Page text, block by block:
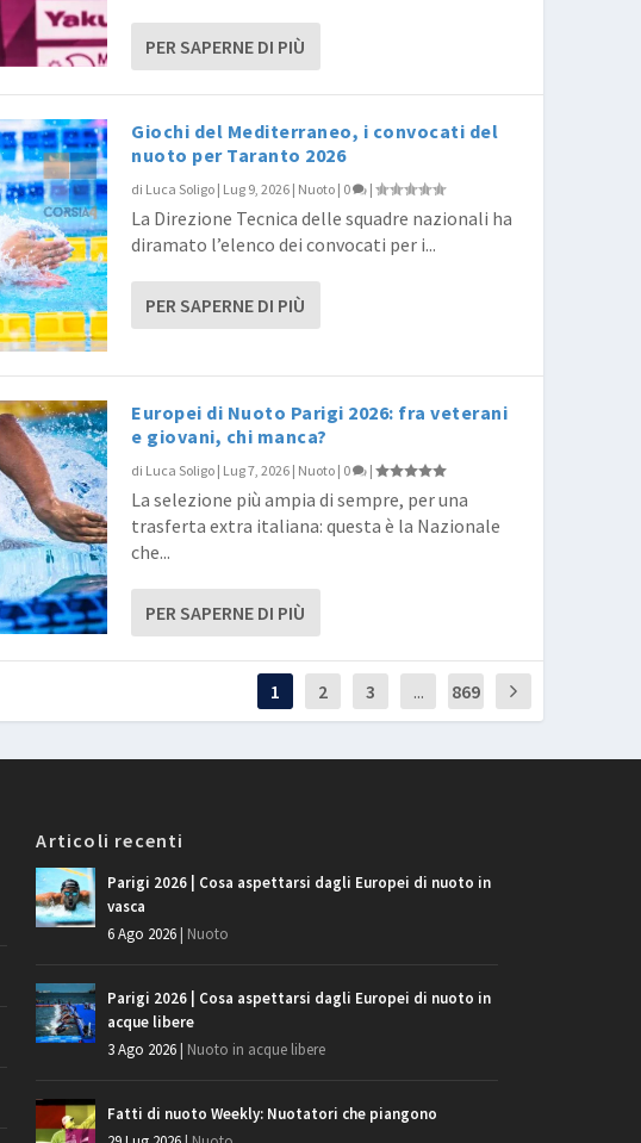
PER SAPERNE DI PIÙ
Giochi del Mediterraneo, i convocati del
nuoto per Taranto 2026
di Luca Soligo | Lug 9, 2026 | Nuoto | 0 |
La Direzione Tecnica delle squadre nazionali ha
diramato l’elenco dei convocati per i...
PER SAPERNE DI PIÙ
Europei di Nuoto Parigi 2026: fra veterani
e giovani, chi manca?
di Luca Soligo | Lug 7, 2026 | Nuoto | 0 |
La selezione più ampia di sempre, per una
trasferta extra italiana: questa è la Nazionale
che...
PER SAPERNE DI PIÙ
1 2 3 ... 869
Articoli recenti
Parigi 2026 | Cosa aspettarsi dagli Europei di nuoto in
vasca
6 Ago 2026| Nuoto
Parigi 2026 | Cosa aspettarsi dagli Europei di nuoto in
acque libere
3 Ago 2026| Nuoto in acque libere
Fatti di nuoto Weekly: Nuotatori che piangono